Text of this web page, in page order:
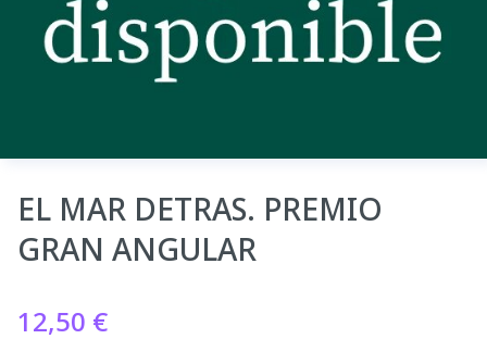
EL MAR DETRAS. PREMIO
GRAN ANGULAR
12,50 €